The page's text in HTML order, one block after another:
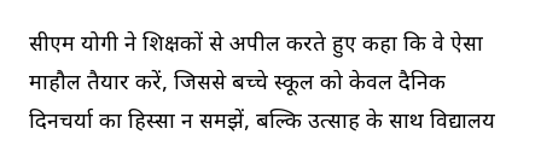
सीएम योगी ने शिक्षकों से अपील करते हुए कहा कि वे ऐसा
माहौल तैयार करें, जिससे बच्चे स्कूल को केवल दैनिक
दिनचर्या का हिस्सा न समझें, बल्कि उत्साह के साथ विद्यालय